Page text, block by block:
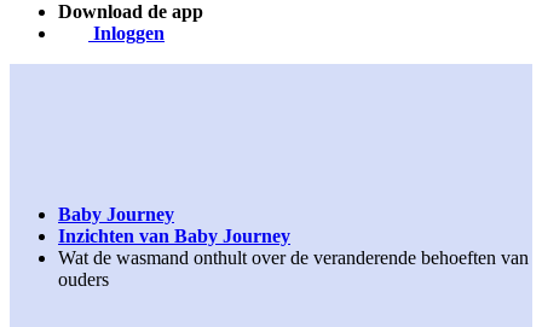
Download de app
Inloggen
Baby Journey
Inzichten van Baby Journey
Wat de wasmand onthult over de veranderende behoeften van
ouders